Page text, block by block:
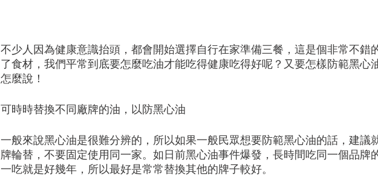
不少人因為健康意識抬頭，都會開始選擇自行在家準備三餐，這是個非常不錯
了食材，我們平常到底要怎麼吃油才能吃得健康吃得好呢？又要怎樣防範黑心
怎麼說！
可時時替換不同廠牌的油，以防黑心油
一般來說黑心油是很難分辨的，所以如果一般民眾想要防範黑心油的話，建議
牌輪替，不要固定使用同一家。如日前黑心油事件爆發，長時間吃同一個品牌
一吃就是好幾年，所以最好是常常替換其他的牌子較好。